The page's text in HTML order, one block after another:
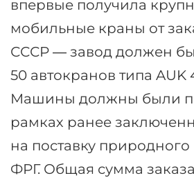
впервые получила
мобильные краны от
СССР — завод должен
50 автокранов типа AUK
Машины должны были
рамках ранее
на поставку природного
ФРГ. Общая сумма заказа